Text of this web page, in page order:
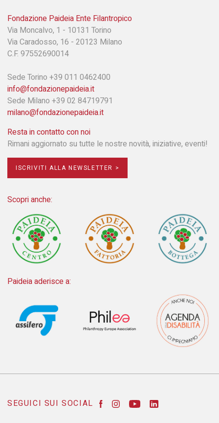
Fondazione Paideia Ente Filantropico
Via Moncalvo, 1 - 10131 Torino
Via Caradosso, 16 - 20123 Milano
C.F. 97552690014
Sede Torino +39 011 0462400
info@fondazionepaideia.it
Sede Milano +39 02 84719791
milano@fondazionepaideia.it
Resta in contatto con noi
Rimani aggiornato su tutte le nostre novità, iniziative, eventi!
ISCRIVITI ALLA NEWSLETTER >
Scopri anche:
Paideia aderisce a:
SEGUICI SUI SOCIAL